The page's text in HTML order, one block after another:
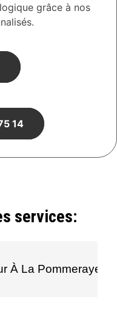
grâce à nos
14
services:
À La Pommeraye